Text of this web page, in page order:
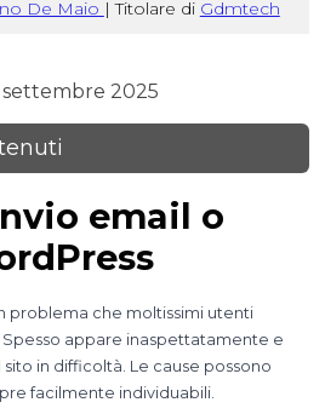
De Maio | Titolare di Gdmtech
settembre 2025
email o
problema che moltissimi utenti
appare inaspettatamente e
sito in difficoltà. Le cause possono
facilmente individuabili.